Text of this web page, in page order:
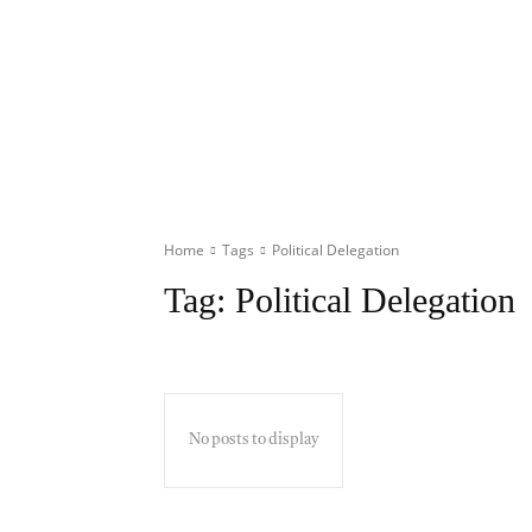
Home Tags Political Delegation
Tag: Political Delegation
No posts to display